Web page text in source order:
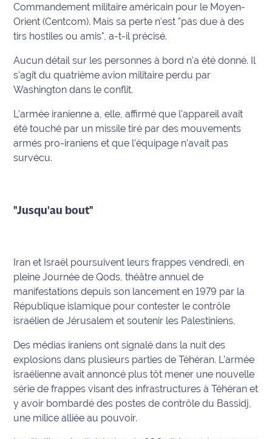
Fil
rouge
Maritima
de Jeff
C'est
mon
Les
Nous
contacter
Ecouter
Maritima
Qui
sommes
nous ?
Commandement militaire américain pour le Moyen-
Orient (Centcom). Mais sa perte n'est "pas due à des
tirs hostiles ou amis", a-t-il précisé.
Aucun détail sur les personnes à bord n'a été donné. Il
s'agit du quatrième avion militaire perdu par
Washington dans le conflit.
L'armée iranienne a, elle, affirmé que l'appareil avait
été touché par un missile tiré par des mouvements
armés pro-iraniens et que l'équipage n'avait pas
survécu.
"Jusqu'au bout"
Iran et Israël poursuivent leurs frappes vendredi, en
pleine Journée de Qods, théâtre annuel de
manifestations depuis son lancement en 1979 par la
République islamique pour contester le contrôle
israélien de Jérusalem et soutenir les Palestiniens.
Des médias iraniens ont signalé dans la nuit des
explosions dans plusieurs parties de Téhéran. L'armée
israélienne avait annoncé plus tôt mener une nouvelle
série de frappes visant des infrastructures à Téhéran et
y avoir bombardé des postes de contrôle du Bassidj,
une milice alliée au pouvoir.